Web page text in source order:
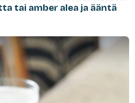
tai amber alea ja ääntä